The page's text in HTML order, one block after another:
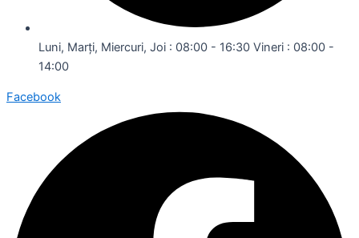
Luni, Marți, Miercuri, Joi : 08:00 - 16:30 Vineri : 08:00 -
14:00
Facebook